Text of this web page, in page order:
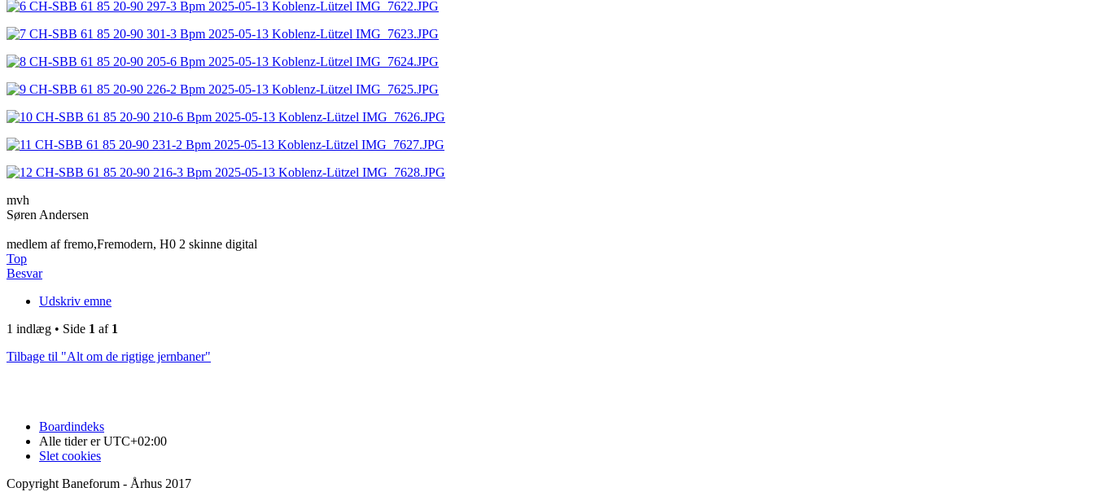
mvh
Søren Andersen
medlem af fremo,Fremodern, H0 2 skinne digital
Top
Besvar
Udskriv emne
1 indlæg • Side 1 af 1
Tilbage til "Alt om de rigtige jernbaner"
Boardindeks
Alle tider erUTC+02:00
Slet cookies
Copyright Baneforum - Århus 2017